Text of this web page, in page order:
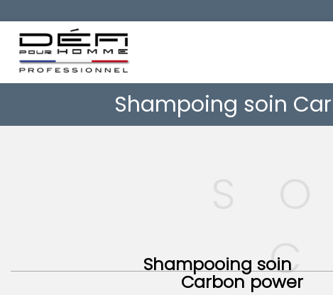
Shampoing soin
Shampooing soin
Carbon power